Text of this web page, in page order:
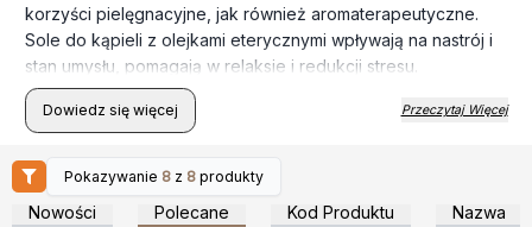
korzyści pielęgnacyjne, jak również aromaterapeutyczne.
Sole do kąpieli z olejkami eterycznymi wpływają na nastrój i
stan umysłu, pomagają w relaksie i redukcji stresu.
Dowiedz się więcej Przeczytaj Więcej
Pokazywanie 8 z 8 produkty
Nowości Polecane Kod Produktu Nazwa
Zaloguj się lub
zarejestruj, aby uzyskać
ceny hurtowe
zarejestruj, aby uzyskać
ceny hurtowe